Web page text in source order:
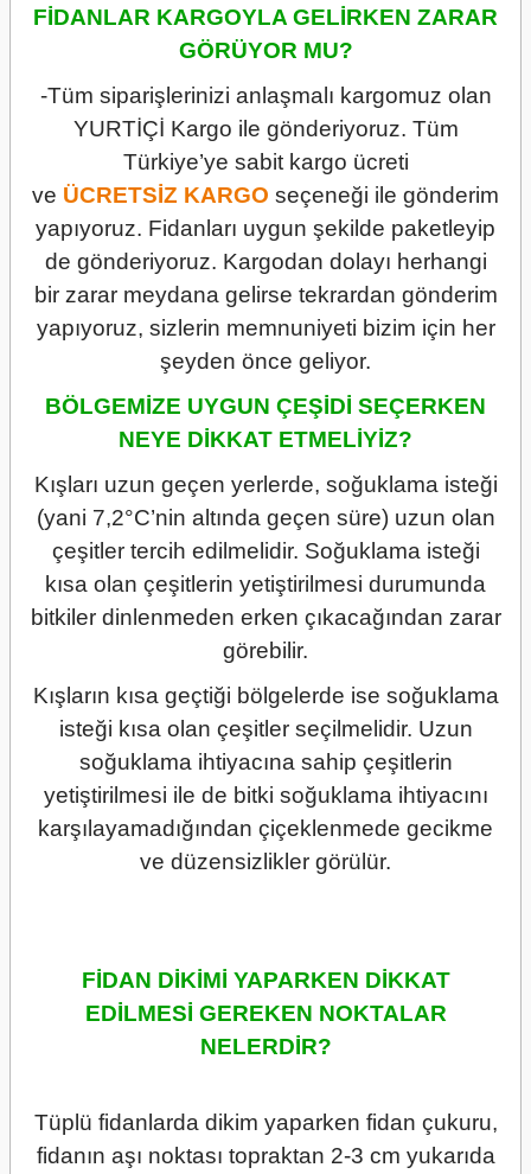
FİDANLAR KARGOYLA GELİRKEN ZARAR
GÖRÜYOR MU?
-Tüm siparişlerinizi anlaşmalı kargomuz olan
YURTİÇİ Kargo ile gönderiyoruz. Tüm
Türkiye’ye sabit kargo ücreti
ve ÜCRETSİZ KARGO seçeneği ile gönderim
yapıyoruz. Fidanları uygun şekilde paketleyip
de gönderiyoruz. Kargodan dolayı herhangi
bir zarar meydana gelirse tekrardan gönderim
yapıyoruz, sizlerin memnuniyeti bizim için her
şeyden önce geliyor.
BÖLGEMİZE UYGUN ÇEŞİDİ SEÇERKEN
NEYE DİKKAT ETMELİYİZ?
Kışları uzun geçen yerlerde, soğuklama isteği
(yani 7,2°C’nin altında geçen süre) uzun olan
çeşitler tercih edilmelidir. Soğuklama isteği
kısa olan çeşitlerin yetiştirilmesi durumunda
bitkiler dinlenmeden erken çıkacağından zarar
görebilir.
Kışların kısa geçtiği bölgelerde ise soğuklama
isteği kısa olan çeşitler seçilmelidir. Uzun
soğuklama ihtiyacına sahip çeşitlerin
yetiştirilmesi ile de bitki soğuklama ihtiyacını
karşılayamadığından çiçeklenmede gecikme
ve düzensizlikler görülür.
FİDAN DİKİMİ YAPARKEN DİKKAT
EDİLMESİ GEREKEN NOKTALAR
NELERDİR?
Tüplü fidanlarda dikim yaparken fidan çukuru,
fidanın aşı noktası topraktan 2-3 cm yukarıda